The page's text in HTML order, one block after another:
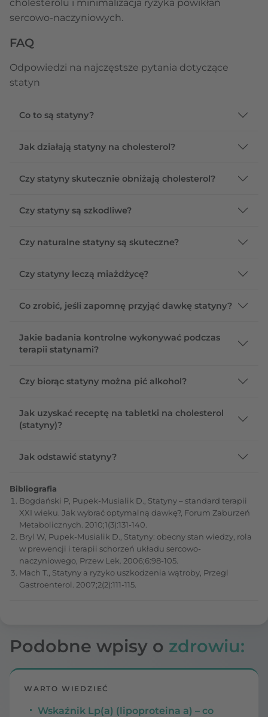
cholesterolu i minimalizacja ryzyka powikłań
sercowo-naczyniowych.
FAQ
Odpowiedzi na najczęstsze pytania dotyczące
statyn
Co to są statyny?
Jak działają statyny na cholesterol?
Czy statyny skutecznie obniżają cholesterol?
Czy statyny są szkodliwe?
Czy naturalne statyny są skuteczne?
Czy statyny leczą miażdżycę?
Co zrobić, jeśli zapomnę przyjąć dawkę statyny?
Jakie badania kontrolne wykonywać podczas
terapii statynami?
Czy biorąc statyny można pić alkohol?
Jak uzyskać receptę na tabletki na cholesterol
(statyny)?
Jak odstawić statyny?
Bibliografia
Bogdański P, Pupek-Musialik D., Statyny – standard terapii
XXI wieku. Jak wybrać optymalną dawkę?, Forum Zaburzeń
Metabolicznych. 2010;1(3):131-140.
Bryl W, Pupek-Musialik D., Statyny: obecny stan wiedzy, rola
w prewencji i terapii schorzeń układu sercowo-
naczyniowego, Przew Lek. 2006;6:98-105.
Mach T., Statyny a ryzyko uszkodzenia wątroby, Przegl
Gastroenterol. 2007;2(2):111-115.
Podobne wpisy o zdrowiu:
WARTO WIEDZIEĆ
Wskaźnik Lp(a) (lipoproteina a) – co